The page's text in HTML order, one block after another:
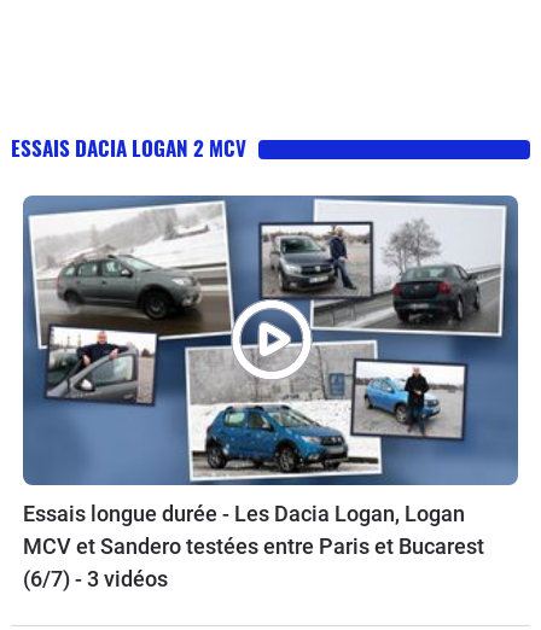
ESSAIS DACIA LOGAN 2 MCV
Essais longue durée - Les Dacia Logan, Logan
MCV et Sandero testées entre Paris et Bucarest
(6/7) - 3 vidéos